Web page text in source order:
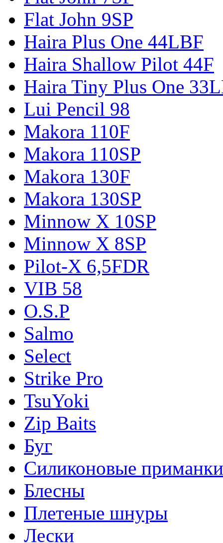
Flat John 9SP
Haira Plus One 44LBF
Haira Shallow Pilot 44F
Haira Tiny Plus One
Lui Pencil 98
Makora 110F
Makora 110SP
Makora 130F
Makora 130SP
Minnow X 10SP
Minnow X 8SP
Pilot-X 6,5FDR
VIB 58
O.S.P
Salmo
Select
Strike Pro
TsuYoki
Zip Baits
Буг
Силиконовые приманки
Блесны
Плетеные шнуры
Лески